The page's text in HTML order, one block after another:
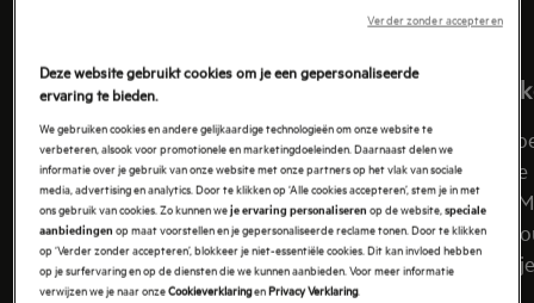
Inbouw koel-vriescombinaties
AEG koel-vriescombinaties combineren
efficiënt ruimtegebruik met aparte vakken
die je voedsel langer vers houden.
Kies een inbouw koel-
vrieskast
Inbouw
De AEG
jouw
bewaren.
functies
en geniet
Deze website gebruikt cookies om je een gepersonaliseerde
ervaring te bieden.
We gebruiken cookies en andere gelijkaardige technologieën om onze website te
verbeteren, alsook voor promotionele en marketingdoeleinden. Daarnaast delen we
informatie over je gebruik van onze website met onze partners op het vlak van sociale
media, advertising en analytics. Door te klikken op ‘Alle cookies accepteren’, stem je in met
ons gebruik van cookies. Zo kunnen weje ervaring personaliseren op de website,speciale
aanbiedingen op maat voorstellen en je gepersonaliseerde reclame tonen. Door te klikken
op ‘Verder zonder accepteren’, blokkeer je niet-essentiële cookies. Dit kan invloed hebben
op je surfervaring en op de diensten die we kunnen aanbieden. Voor meer informatie
verwijzen we je naar onzeCookieverklaringenPrivacy Verklaring.
Verder zonder accepteren